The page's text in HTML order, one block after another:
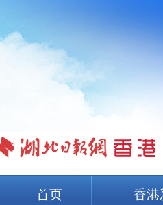
首页 香港